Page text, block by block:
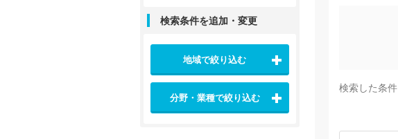
検索した条件
検索条件を追加・変更
地域で絞り込む
分野・業種で絞り込む